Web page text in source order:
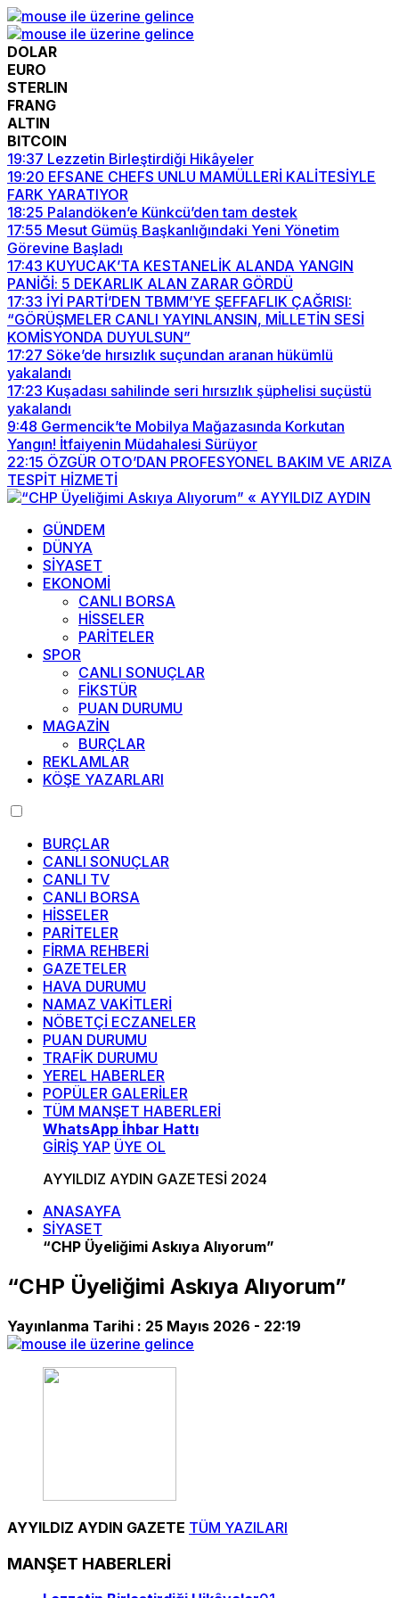
DOLAR
EURO
STERLIN
FRANG
ALTIN
BITCOIN
19:37 Lezzetin Birleştirdiği Hikâyeler
19:20 EFSANE CHEFS UNLU MAMÜLLERİ KALİTESİYLE
FARK YARATIYOR
18:25 Palandöken’e Künkcü’den tam destek
17:55 Mesut Gümüş Başkanlığındaki Yeni Yönetim
Görevine Başladı
17:43 KUYUCAK’TA KESTANELİK ALANDA YANGIN
PANİĞİ: 5 DEKARLIK ALAN ZARAR GÖRDÜ
17:33 İYİ PARTİ’DEN TBMM’YE ŞEFFAFLIK ÇAĞRISI:
“GÖRÜŞMELER CANLI YAYINLANSIN, MİLLETİN SESİ
KOMİSYONDA DUYULSUN”
17:27 Söke’de hırsızlık suçundan aranan hükümlü
yakalandı
17:23 Kuşadası sahilinde seri hırsızlık şüphelisi suçüstü
yakalandı
9:48 Germencik’te Mobilya Mağazasında Korkutan
Yangın! İtfaiyenin Müdahalesi Sürüyor
22:15 ÖZGÜR OTO’DAN PROFESYONEL BAKIM VE ARIZA
TESPİT HİZMETİ
GÜNDEM
DÜNYA
SİYASET
EKONOMİ
CANLI BORSA
HİSSELER
PARİTELER
SPOR
CANLI SONUÇLAR
FİKSTÜR
PUAN DURUMU
MAGAZİN
BURÇLAR
REKLAMLAR
KÖŞE YAZARLARI
BURÇLAR
CANLI SONUÇLAR
CANLI TV
CANLI BORSA
HİSSELER
PARİTELER
FİRMA REHBERİ
GAZETELER
HAVA DURUMU
NAMAZ VAKİTLERİ
NÖBETÇİ ECZANELER
PUAN DURUMU
TRAFİK DURUMU
YEREL HABERLER
POPÜLER GALERİLER
TÜM MANŞET HABERLERİ
WhatsApp İhbar Hattı
GİRİŞ YAP ÜYE OL
AYYILDIZ AYDIN GAZETESİ 2024
ANASAYFA
SİYASET
“CHP Üyeliğimi Askıya Alıyorum”
“CHP Üyeliğimi Askıya Alıyorum”
Yayınlanma Tarihi : 25 Mayıs 2026 - 22:19
AYYILDIZ AYDIN GAZETE TÜM YAZILARI
MANŞET HABERLERİ